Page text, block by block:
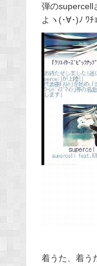
o
o
k
弾のsupercell
よヽ(･∀･)ﾉ ﾜﾁ
着うた、着う